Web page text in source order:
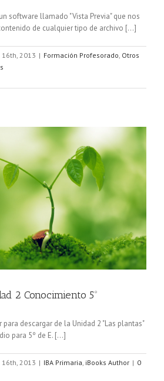
software llamado "Vista Previa" que nos
de cualquier tipo de archivo [...]
2013 | Formación Profesorado Otros
2 Conocimiento 5º
descargar de la Unidad 2 "Las plantas"
para 5º de E. [...]
2013 | IBA Primaria, iBooks Author | 0